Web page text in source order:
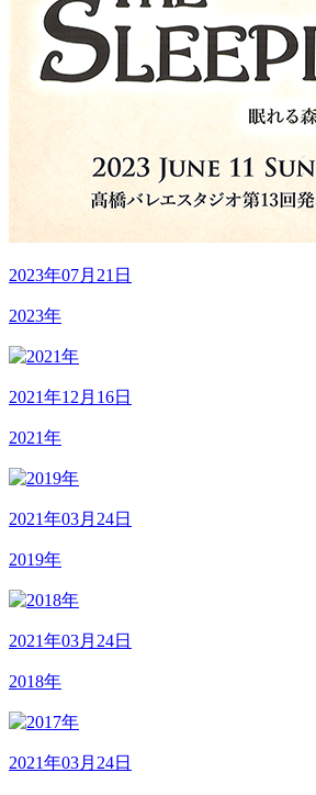
2023年07月21日
2023年
2021年12月16日
2021年
2021年03月24日
2019年
2021年03月24日
2018年
2021年03月24日